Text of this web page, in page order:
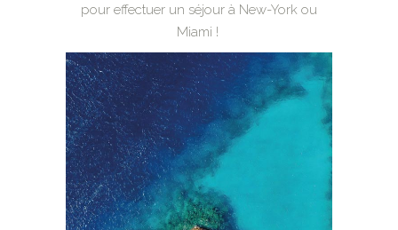
pour effectuer un séjour à New-York ou
Miami !